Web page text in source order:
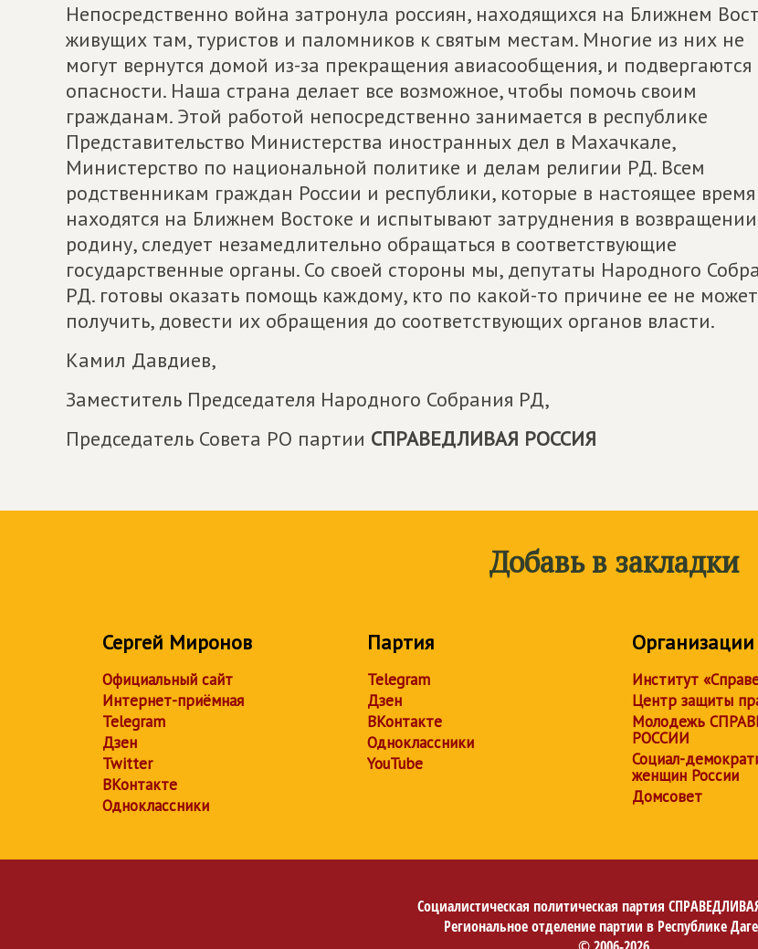
Непосредственно война затронула россиян, находящихся на Ближнем
живущих там, туристов и паломников к святым местам. Многие из них не
могут вернутся домой из-за прекращения авиасообщения, и подвергаются
опасности. Наша страна делает все возможное, чтобы помочь своим
гражданам. Этой работой непосредственно занимается в республике
Представительство Министерства иностранных дел в Махачкале,
Министерство по национальной политике и делам религии РД. Всем
родственникам граждан России и республики, которые в настоящее время
находятся на Ближнем Востоке и испытывают затруднения в
родину, следует незамедлительно обращаться в соответствующие
государственные органы. Со своей стороны мы, депутаты Народного
РД. готовы оказать помощь каждому, кто по какой-то причине ее не может
получить, довести их обращения до соответствующих органов власти.
Камил Давдиев,
Заместитель Председателя Народного Собрания РД,
Председатель Совета РО партии СПРАВЕДЛИВАЯ РОССИЯ
Добавь в закладки
Сергей Миронов
Официальный сайт
Интернет-приёмная
Telegram
Дзен
Twitter
ВКонтакте
Одноклассники
Партия
Telegram
Дзен
ВКонтакте
Одноклассники
YouTube
Организации
Институт
Центр защиты
Молодежь
РОССИИ
Социал-
женщин России
Домсовет
Социалистическая политическая партия
Региональное отделение партии в Республике